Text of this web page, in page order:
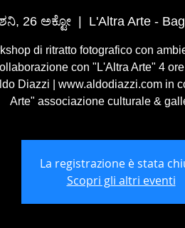
ಶನಿ, 26 ಅಕ್ಟೋ L'Altra Arte -
di ritratto fotografico con
con "L'Altra Arte" 4
Diazzi | www.aldodiazzi.com in
Arte" associazione culturale &
La registrazione è stata
Scopri gli altri eventi